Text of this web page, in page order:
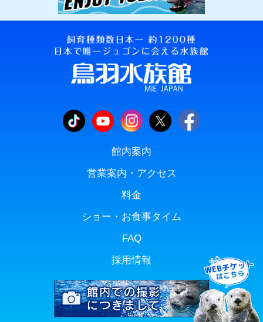
館内案内
営業案内・アクセス
料金
ショー・お食事タイム
FAQ
採用情報